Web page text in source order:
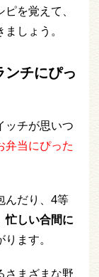
を覚えて、
しょう。
チにぴっ
ッチが思いつ
弁当にぴった
んだり、4等
忙しい合間に
ます。
さまざまな野